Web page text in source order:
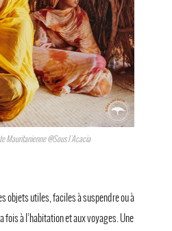
Mauritanienne @Sous l'Acacia
objets utiles, faciles à suspendre ou à
fois à l’habitation et aux voyages. Une